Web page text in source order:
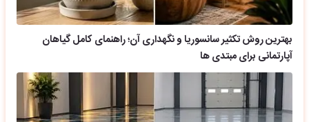
بهترین روش تکثیر سانسوریا و نگهداری آن؛ راهنمای کامل گیاهان
آپارتمانی برای مبتدی ها